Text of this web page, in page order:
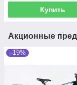
Купить
Акционные
–19%